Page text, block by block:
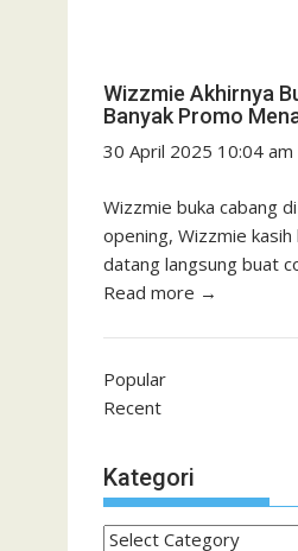
Wizzmie Akhirnya
Banyak Promo
30 April 2025 10:04 am
Wizzmie buka cabang
opening, Wizzmie
datang langsung buat
Read more →
Popular
Recent
Kategori
Kategori